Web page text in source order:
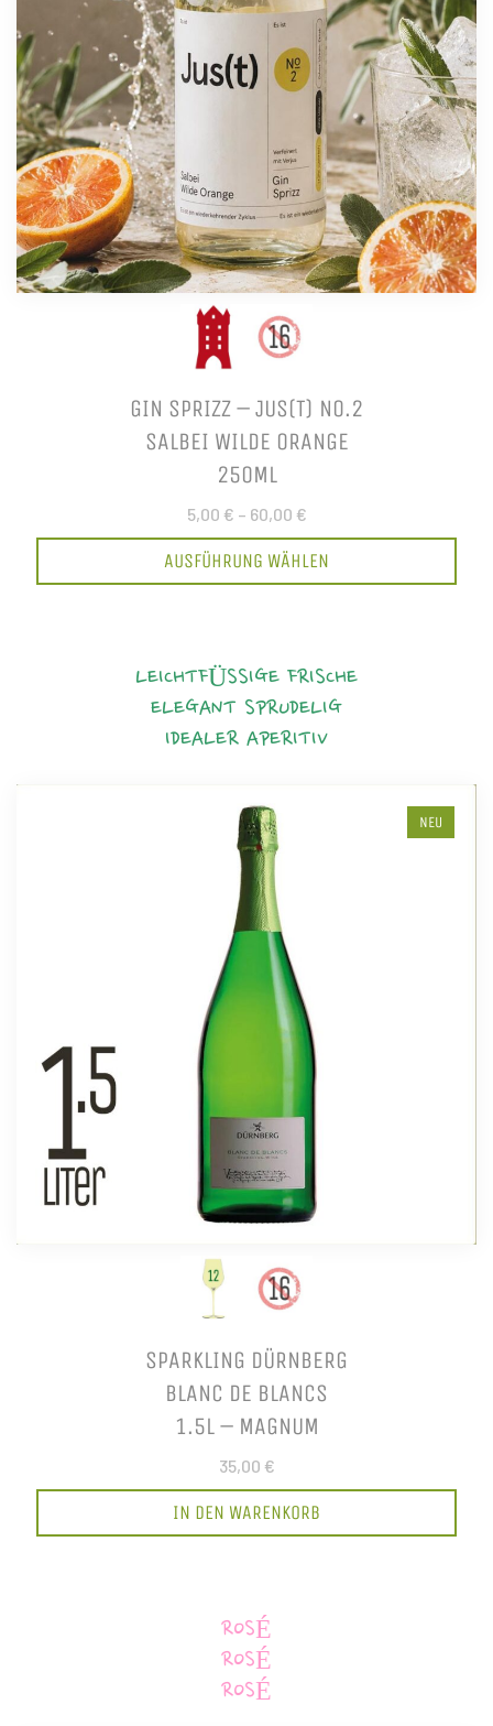
GIN SPRIZZ – JUS(T) NO.2
SALBEI WILDE ORANGE
250ML
5,00 € – 60,00 €
AUSFÜHRUNG WÄHLEN
LEICHTFÜSSIGE FRISCHE
ELEGANT SPRUDELIG
IDEALER APERITIV
NEU
SPARKLING DÜRNBERG
BLANC DE BLANCS
1.5L – MAGNUM
35,00 €
IN DEN WARENKORB
ROSÉ
ROSÉ
ROSÉ